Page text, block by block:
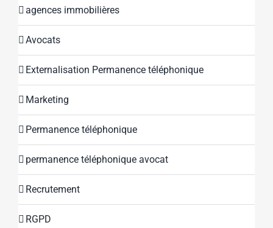
agences immobilières
Avocats
Externalisation Permanence téléphonique
Marketing
Permanence téléphonique
permanence téléphonique avocat
Recrutement
RGPD